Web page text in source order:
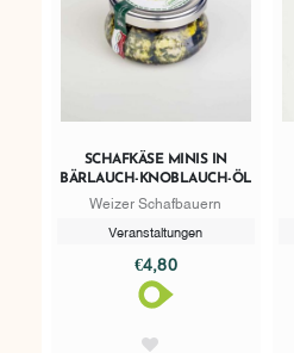
SCHAFKÄSE MINIS IN
BÄRLAUCH-KNOBLAUCH-ÖL
Weizer Schafbauern
Veranstaltungen
€4,80